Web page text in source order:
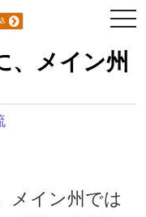
、メイン州
メイン州では